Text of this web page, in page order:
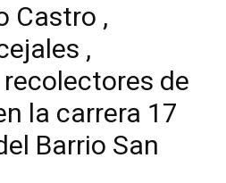
Castro ,
,
de
la carrera 17
Barrio San